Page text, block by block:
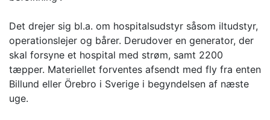
Det drejer sig bl.a. om hospitalsudstyr såsom iltudstyr,
operationslejer og bårer. Derudover en generator, der
skal forsyne et hospital med strøm, samt 2200
tæpper. Materiellet forventes afsendt med fly fra enten
Billund eller Örebro i Sverige i begyndelsen af næste
uge.